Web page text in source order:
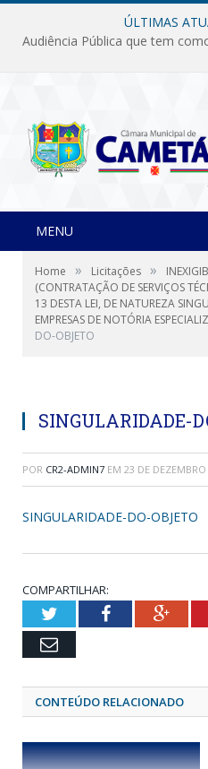
ÚLTIMAS
MENU
Home » Licitações »
(CONTRATAÇÃO DE SERVIÇOS
13 DESTA LEI, DE NATUREZA
EMPRESAS DE NOTÓRIA
DO-OBJETO
SINGULARIDADE-
POR CR2-ADMIN7 EM 23 DE DEZEMBRO
SINGULARIDADE-DO-OBJETO
COMPARTILHAR:
TwitterFacebook
Email
CONTEÚDO RELACIONADO